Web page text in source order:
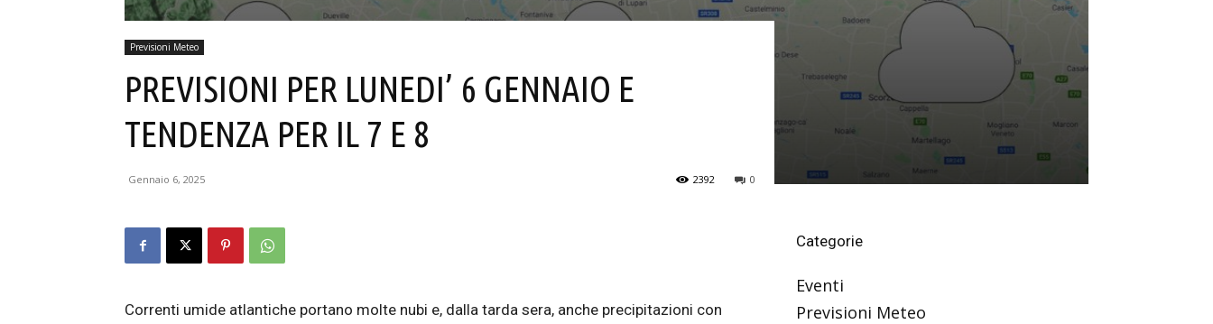
Previsioni Meteo
PREVISIONI PER LUNEDI’ 6 GENNAIO E
TENDENZA PER IL 7 E 8
Gennaio 6, 2025 0
2392
Correnti umide atlantiche portano molte nubi e, dalla tarda sera, anche precipitazioni con
Categorie
Eventi
Previsioni Meteo